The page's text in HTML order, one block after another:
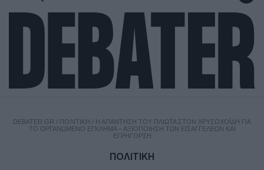
DEBATER.GR / ΠΟΛΙΤΙΚΗ / Η ΑΠΆΝΤΗΣΗ ΤΟΥ ΠΛΙΏΤΑ ΣΤΟΝ ΧΡΥΣΟΧΟΪ́ΔΗ ΓΙΑ
ΤΟ ΟΡΓΑΝΩΜΈΝΟ ΈΓΚΛΗΜΑ – ΑΞΙΟΠΟΊΗΣΗ ΤΩΝ ΕΙΣΑΓΓΕΛΈΩΝ ΚΑΙ
ΕΓΡΉΓΟΡΣΗ
ΠΟΛΙΤΙΚΗ